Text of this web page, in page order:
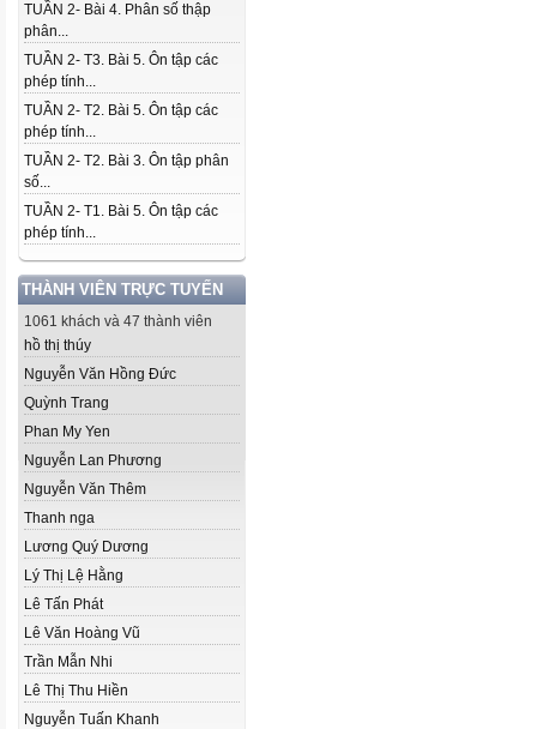
TUẦN 2- Bài 4. Phân số thập
phân...
TUẦN 2- T3. Bài 5. Ôn tập các
phép tính...
TUẦN 2- T2. Bài 5. Ôn tập các
phép tính...
TUẦN 2- T2. Bài 3. Ôn tập phân
số...
TUẦN 2- T1. Bài 5. Ôn tập các
phép tính...
THÀNH VIÊN TRỰC TUYẾN
1061 khách và 47 thành viên
hồ thị thúy
Nguyễn Văn Hồng Đức
Quỳnh Trang
Phan My Yen
Nguyễn Lan Phương
Nguyễn Văn Thêm
Thanh nga
Lương Quý Dương
Lý Thị Lệ Hằng
Lê Tấn Phát
Lê Văn Hoàng Vũ
Trần Mẫn Nhi
Lê Thị Thu Hiền
Nguyễn Tuấn Khanh